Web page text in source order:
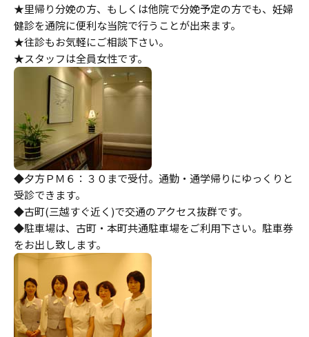
★里帰り分娩の方、もしくは他院で分娩予定の方でも、妊婦
健診を通院に便利な当院で行うことが出来ます。
★往診もお気軽にご相談下さい。
★スタッフは全員女性です。
◆夕方ＰＭ６：３０まで受付。通勤・通学帰りにゆっくりと
受診できます。
◆古町(三越すぐ近く)で交通のアクセス抜群です。
◆駐車場は、古町・本町共通駐車場をご利用下さい。駐車券
をお出し致します。